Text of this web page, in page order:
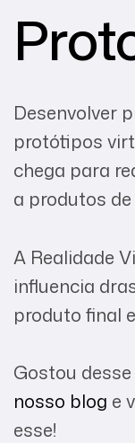
Desenvolver
protótipos
chega para
a produtos
A Realidade
influencia
produto final
Gostou
nosso blog e
esse!